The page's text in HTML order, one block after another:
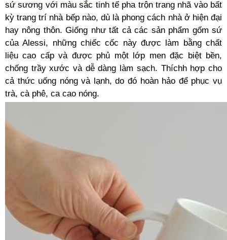
sứ sương với màu sắc tinh tế pha trộn trang nhã vào bất
kỳ trang trí nhà bếp nào, dù là phong cách nhà ở hiện đại
hay nông thôn. Giống như tất cả các sản phẩm gốm sứ
của Alessi, những chiếc cốc này được làm bằng chất
liệu cao cấp và được phủ một lớp men đặc biệt bền,
chống trầy xước và dễ dàng làm sạch. Thíchh hợp cho
cả thức uống nóng và lạnh, do đó hoàn hảo để phục vụ
trà, cà phê, ca cao nóng.